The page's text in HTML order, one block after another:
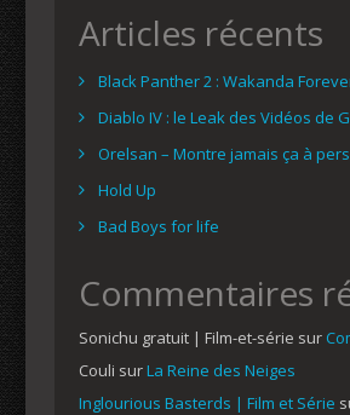
Articles récents
Black Panther 2 : Wakanda
Diablo IV : le Leak des Vidéos de
Orelsan – Montre jamais ça à
Hold Up
Bad Boys for life
Commentaires
Sonichu gratuit | Film-et-série sur
Couli surLa Reine des Neiges
Inglourious Basterds | Film et Série